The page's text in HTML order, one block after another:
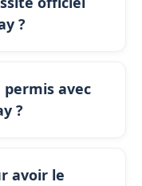
?
avec
?
avoir le